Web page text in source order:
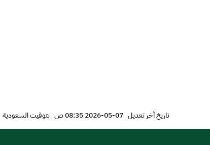
تاريخ آخر تعديل 07-05-2026 08:35 ص بتوقيت السعودية